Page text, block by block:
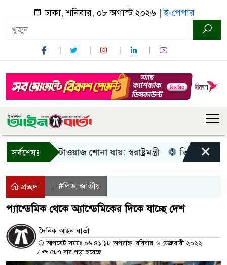
ঢাকা, শনিবার, ০৮ অগাস্ট ২০২৬ |ই-পেপার
সর্বশেষঃ
আওয়াজ-টাওয়াজ শোনা যায়: স্বরাষ্ট্রমন্ত্রী তিন দিনের মধ্যে
×
প্রচ্ছদ #লিড,জাতীয়
প্যান্ডেমিক থেকে অ্যান্ডেমিকের দিকে যাচ্ছে দেশ
দৈনিক আইন বার্তা
আপডেট সময়ঃ ০৬:৪১:১৮ অপরাহ্ন, রবিবার, ৬ ফেব্রুয়ারী ২০২২
/
৫৮৭ বার পড়া হয়েছে